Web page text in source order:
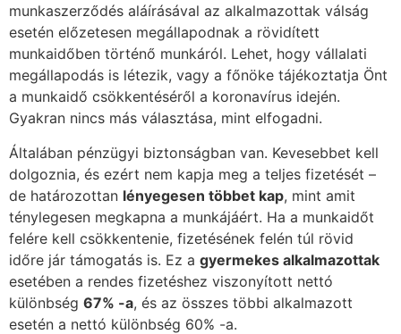
munkaszerződés aláírásával az alkalmazottak válság
esetén előzetesen megállapodnak a rövidített
munkaidőben történő munkáról. Lehet, hogy vállalati
megállapodás is létezik, vagy a főnöke tájékoztatja Önt
a munkaidő csökkentéséről a koronavírus idején.
Gyakran nincs más választása, mint elfogadni.
Általában pénzügyi biztonságban van. Kevesebbet kell
dolgoznia, és ezért nem kapja meg a teljes fizetését –
de határozottan lényegesen többet kap, mint amit
ténylegesen megkapna a munkájáért. Ha a munkaidőt
felére kell csökkentenie, fizetésének felén túl rövid
időre jár támogatás is. Ez a gyermekes alkalmazottak
esetében a rendes fizetéshez viszonyított nettó
különbség 67% -a, és az összes többi alkalmazott
esetén a nettó különbség 60% -a.